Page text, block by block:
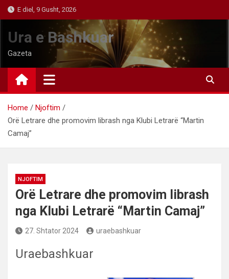
Skip
to
content
E diel, 9 Gusht, 2026
Ura e Bashkuar
Gazeta
Home
Njoftim
Orë Letrare dhe promovim librash nga Klubi Letrarë “Martin
Camaj”
NJOFTIM
Orë Letrare dhe promovim librash
nga Klubi Letrarë “Martin Camaj”
27. Shtator 2024 uraebashkuar
Uraebashkuar